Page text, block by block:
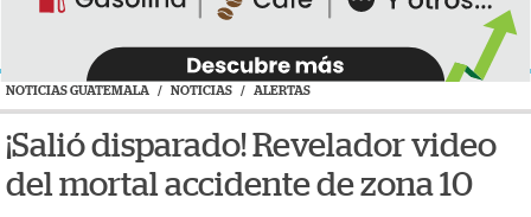
NOTICIAS GUATEMALA / NOTICIAS / ALERTAS
¡Salió disparado! Revelador video
del mortal accidente de zona 10